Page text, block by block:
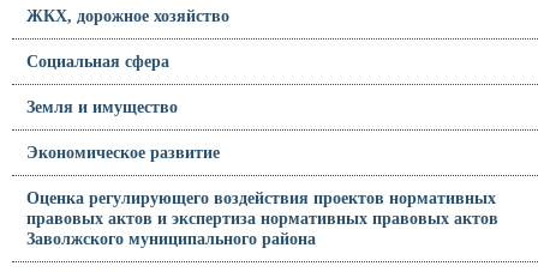
ЖКХ, дорожное хозяйство
Социальная сфера
Земля и имущество
Экономическое развитие
Оценка регулирующего воздействия проектов нормативных
правовых актов и экспертиза нормативных правовых актов
Заволжского муниципального района